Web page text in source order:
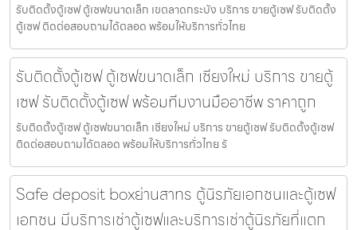
รับติดตั้งตู้เซฟ ตู้เซฟขนาดเล็ก เขตลาดกระบัง บริการ ขายตู้เซฟ รับติดตั้ง
ตู้เซฟ ติดต่อสอบถามได้ตลอด พร้อมให้บริการทั่วไทย
รับติดตั้งตู้เซฟ ตู้เซฟขนาดเล็ก เชียงใหม่ บริการ ขายตู้
เซฟ รับติดตั้งตู้เซฟ พร้อมทีมงานมืออาชีพ ราคาถูก
รับติดตั้งตู้เซฟ ตู้เซฟขนาดเล็ก เชียงใหม่ บริการ ขายตู้เซฟ รับติดตั้งตู้เซฟ
ติดต่อสอบถามได้ตลอด พร้อมให้บริการทั่วไทย รั
Safe deposit boxย่านสาทร ตู้นิรภัยเอกชนและตู้เซฟ
เอกชน มีบริการเช่าตู้เซฟและบริการเช่าตู้นิรภัยที่แตก